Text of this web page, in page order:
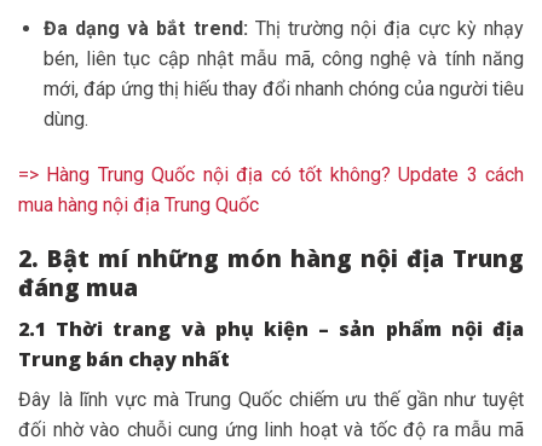
Đa dạng và bắt trend: Thị trường nội địa cực kỳ nhạy
bén, liên tục cập nhật mẫu mã, công nghệ và tính năng
mới, đáp ứng thị hiếu thay đổi nhanh chóng của người tiêu
dùng.
=> Hàng Trung Quốc nội địa có tốt không? Update 3 cách
mua hàng nội địa Trung Quốc
2. Bật mí những món hàng nội địa Trung
đáng mua
2.1 Thời trang và phụ kiện – sản phẩm nội địa
Trung bán chạy nhất
Đây là lĩnh vực mà Trung Quốc chiếm ưu thế gần như tuyệt
đối nhờ vào chuỗi cung ứng linh hoạt và tốc độ ra mẫu mã